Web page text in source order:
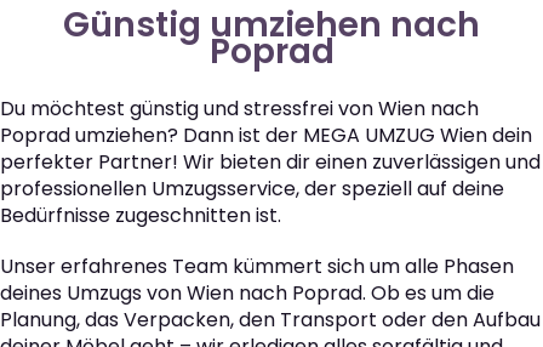
Günstig umziehen nach
Poprad
Du möchtest günstig und stressfrei von Wien nach
Poprad umziehen? Dann ist der MEGA UMZUG Wien dein
perfekter Partner! Wir bieten dir einen zuverlässigen und
professionellen Umzugsservice, der speziell auf deine
Bedürfnisse zugeschnitten ist.
Unser erfahrenes Team kümmert sich um alle Phasen
deines Umzugs von Wien nach Poprad. Ob es um die
Planung, das Verpacken, den Transport oder den Aufbau